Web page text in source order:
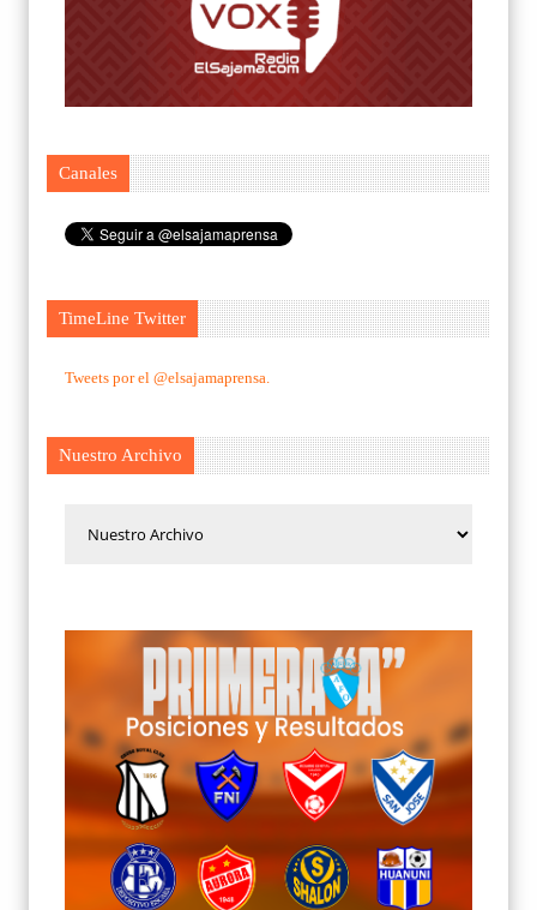
Canales
TimeLine Twitter
Tweets por el @elsajamaprensa.
Nuestro Archivo